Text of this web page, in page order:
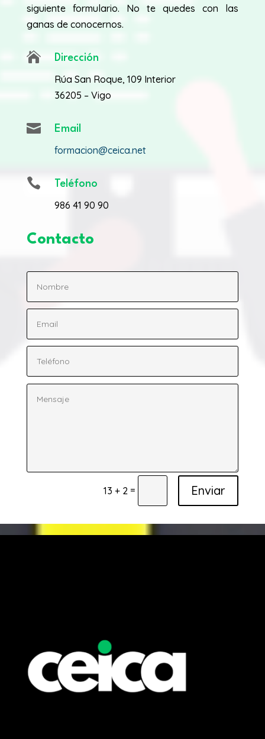
siguiente formulario. No te quedes con las
ganas de conocernos.
 Dirección
Rúa San Roque, 109 Interior
36205 – Vigo
 Email
formacion@ceica.net
 Teléfono
986 41 90 90
Contacto
13 + 2 = Enviar